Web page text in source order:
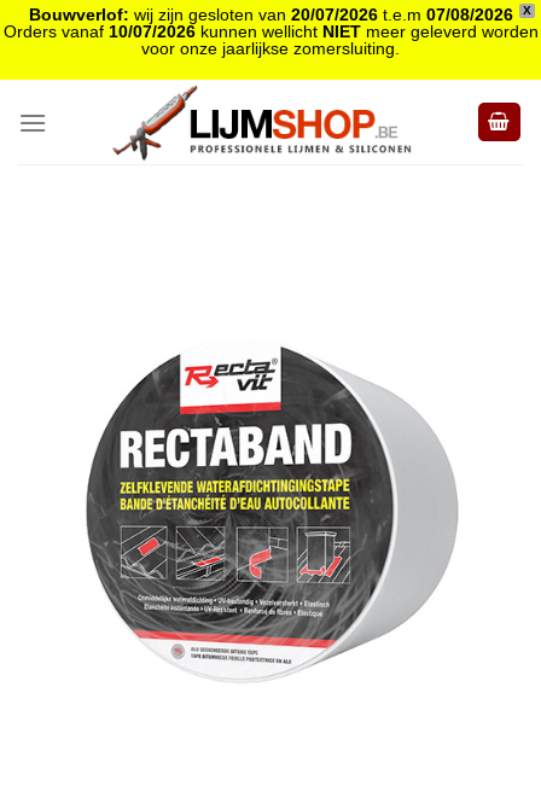
X
Bouwverlof: wij zijn gesloten van 20/07/2026t.e.m 07/08/2026
Orders vanaf 10/07/2026kunnen wellicht NIETmeer geleverd worden
voor onze jaarlijkse zomersluiting.